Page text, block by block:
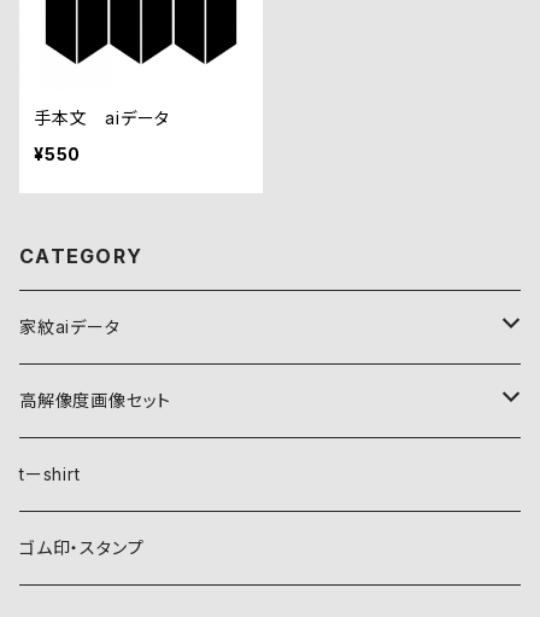
手本文 aiデータ
¥550
CATEGORY
家紋aiデータ
自然紋
稲妻
霞
植物紋
葵
動物紋
高解像度画像セット
自然紋
稲妻
植物紋
tーshirt
ゴム印・スタンプ